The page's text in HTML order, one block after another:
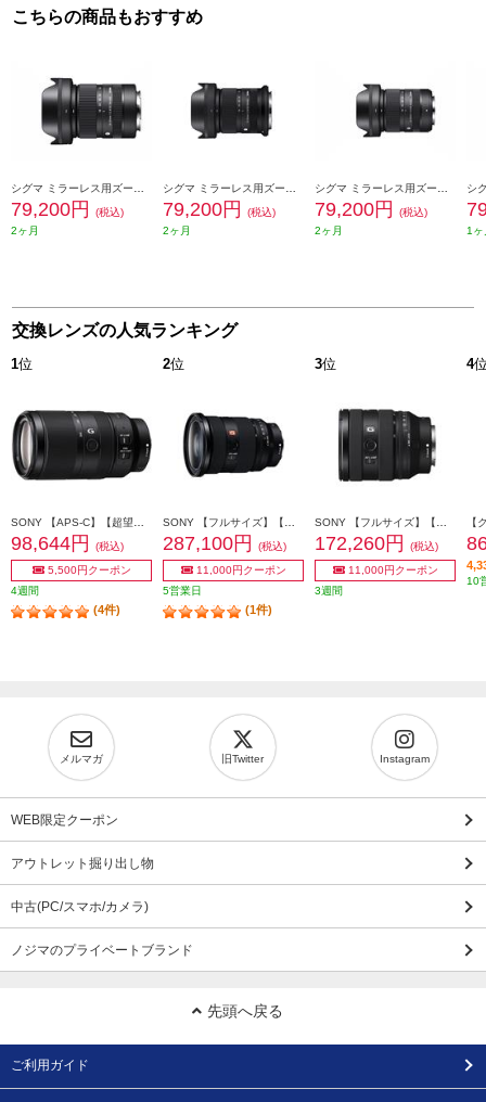
こちらの商品もおすすめ
79,200円
(税込)
2ヶ月
79,200円
(税込)
2ヶ月
79,200円
(税込)
2ヶ月
1ヶ
交換レンズの人気ランキング
1位
98,644円
(税込)
5,500円クーポン
4週間
(4件)
2位
287,100円
(税込)
11,000円クーポン
5営業日
(1件)
3位
172,260円
(税込)
11,000円クーポン
3週間
4
10
メルマガ 旧Twitter Instagram
WEB限定クーポン
アウトレット掘り出し物
中古(PC/スマホ/カメラ)
ノジマのプライベートブランド
先頭へ戻る
ご利用ガイド